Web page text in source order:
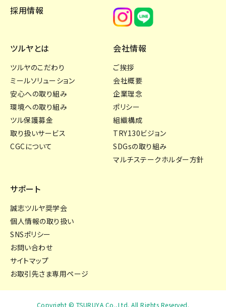
採用情報
ツルヤとは
ツルヤのこだわり
ミールソリューション
安心への取り組み
環境への取り組み
ツル保護募金
取り扱いサービス
CGCについて
会社情報
ご挨拶
会社概要
企業理念
ポリシー
組織構成
TRY130ビジョン
SDGsの取り組み
マルチステークホルダー方針
サポート
誠志ツルヤ奨学会
個人情報の取り扱い
SNSポリシー
お問い合わせ
サイトマップ
お取引先さま専用ページ
Copyright © TSURUYA Co.,Ltd. All Rights Reserved.